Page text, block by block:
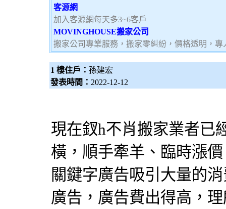
客源網
加入客源網每天多3~6客戶
MOVINGHOUSE搬家公司
搬家公司專業服務，搬家零糾紛，價格透明，
1 樓住戶： 孫建宏
發表時間： 2022-12-12
現在釵h不肖搬家業者已
橫，順手牽羊、臨時漲
關鍵字廣告吸引大量的
廣告，廣告費出得高，